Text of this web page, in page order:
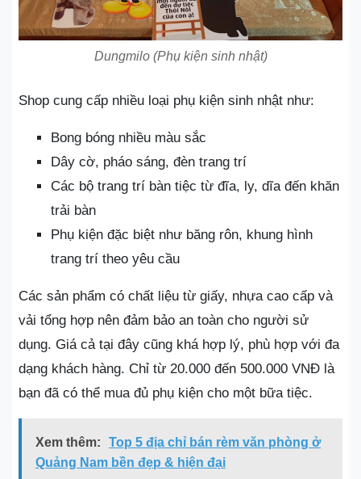
Dungmilo (Phụ kiện sinh nhật)
Shop cung cấp nhiều loại phụ kiện sinh nhật như:
Bong bóng nhiều màu sắc
Dây cờ, pháo sáng, đèn trang trí
Các bộ trang trí bàn tiệc từ đĩa, ly, dĩa đến khăn
trải bàn
Phụ kiện đặc biệt như băng rôn, khung hình
trang trí theo yêu cầu
Các sản phẩm có chất liệu từ giấy, nhựa cao cấp và
vải tổng hợp nên đảm bảo an toàn cho người sử
dụng. Giá cả tại đây cũng khá hợp lý, phù hợp với đa
dạng khách hàng. Chỉ từ 20.000 đến 500.000 VNĐ là
bạn đã có thể mua đủ phụ kiện cho một bữa tiệc.
Xem thêm:
Top 5 địa chỉ bán rèm văn phòng ở
Quảng Nam bền đẹp & hiện đại